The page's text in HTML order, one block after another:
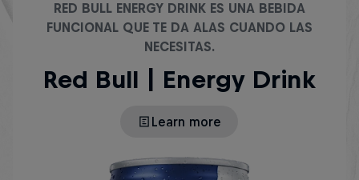
RED BULL ENERGY DRINK ES UNA BEBIDA
FUNCIONAL QUE TE DA ALAS CUANDO LAS
NECESITAS.
Red Bull | Energy Drink
Learn more